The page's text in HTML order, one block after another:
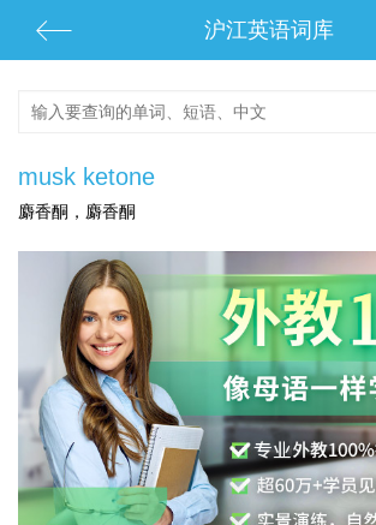
沪江英语词库
musk ketone
麝香酮，麝香酮